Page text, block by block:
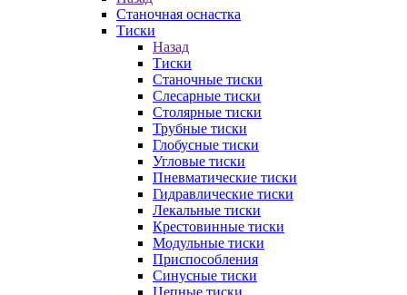
Станочная оснастка
Тиски
Назад
Тиски
Станочные тиски
Слесарные тиски
Столярные тиски
Трубные тиски
Глобусные тиски
Угловые тиски
Пневматические тиски
Гидравлические тиски
Лекальные тиски
Крестовинные тиски
Модульные тиски
Приспособления
Синусные тиски
Цепные тиски